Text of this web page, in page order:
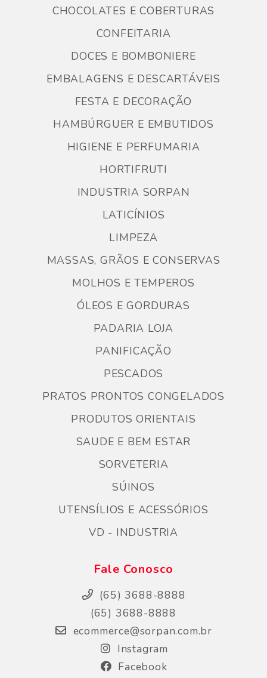
CHOCOLATES E COBERTURAS
CONFEITARIA
DOCES E BOMBONIERE
EMBALAGENS E DESCARTÁVEIS
FESTA E DECORAÇÃO
HAMBÚRGUER E EMBUTIDOS
HIGIENE E PERFUMARIA
HORTIFRUTI
INDUSTRIA SORPAN
LATICÍNIOS
LIMPEZA
MASSAS, GRÃOS E CONSERVAS
MOLHOS E TEMPEROS
ÓLEOS E GORDURAS
PADARIA LOJA
PANIFICAÇÃO
PESCADOS
PRATOS PRONTOS CONGELADOS
PRODUTOS ORIENTAIS
SAUDE E BEM ESTAR
SORVETERIA
SÚINOS
UTENSÍLIOS E ACESSÓRIOS
VD - INDUSTRIA
Fale Conosco
(65) 3688-8888
(65) 3688-8888
ecommerce@sorpan.com.br
Instagram
Facebook